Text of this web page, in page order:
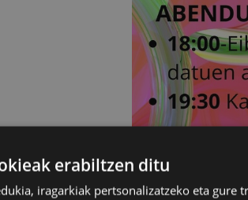
erabiltzen ditu
iragarkiak pertsonalizatzeko eta gure